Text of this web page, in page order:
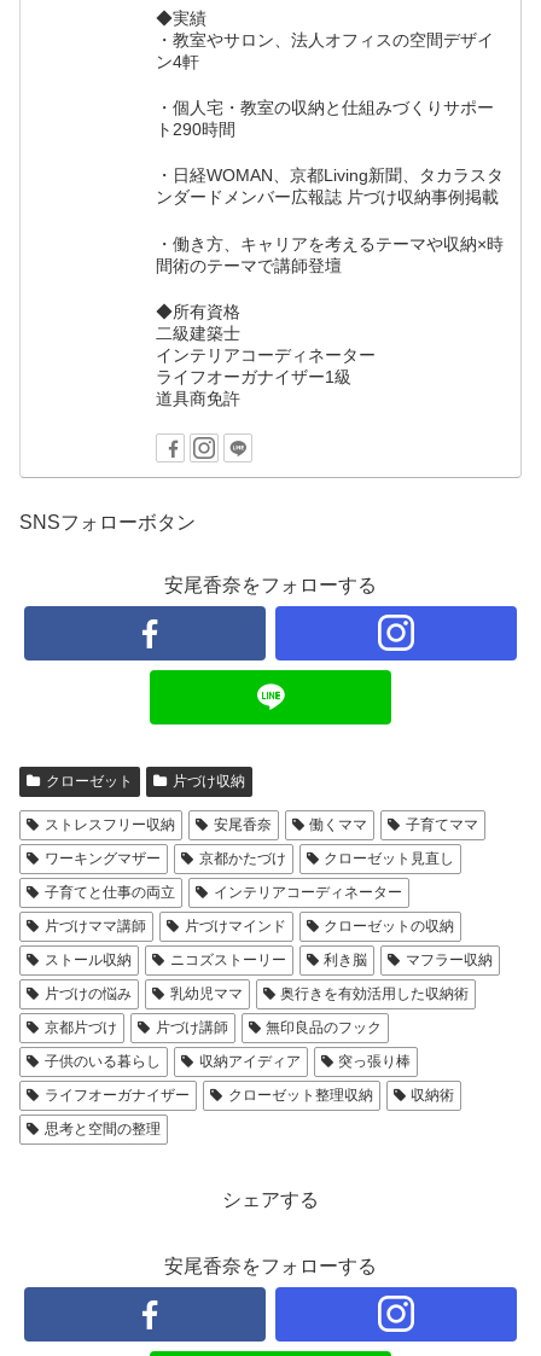
◆実績
・教室やサロン、法人オフィスの空間デザイ
ン4軒
・個人宅・教室の収納と仕組みづくりサポー
ト290時間
・日経WOMAN、京都Living新聞、タカラスタ
ンダードメンバー広報誌 片づけ収納事例掲載
・働き方、キャリアを考えるテーマや収納×時
間術のテーマで講師登壇
◆所有資格
二級建築士
インテリアコーディネーター
ライフオーガナイザー1級
道具商免許
SNSフォローボタン
安尾香奈をフォローする
クローゼット 片づけ収納
ストレスフリー収納 安尾香奈 働くママ
子育てママ
ワーキングマザー
京都かたづけ
クローゼット見直し
子育てと仕事の両立
インテリアコーディネーター
片づけママ講師
片づけマインド
クローゼットの収納
ストール収納
ニコズストーリー 利き脳
マフラー収納
片づけの悩み
乳幼児ママ
奥行きを有効活用した収納術
京都片づけ
片づけ講師
無印良品のフック
子供のいる暮らし
収納アイディア
突っ張り棒
ライフオーガナイザー
クローゼット整理収納
収納術
思考と空間の整理
シェアする
安尾香奈をフォローする